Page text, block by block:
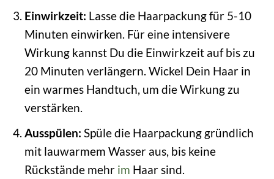
Einwirkzeit: Lasse die Haarpackung für 5-10
Minuten einwirken. Für eine intensivere
Wirkung kannst Du die Einwirkzeit auf bis zu
20 Minuten verlängern. Wickel Dein Haar in
ein warmes Handtuch, um die Wirkung zu
verstärken.
Ausspülen: Spüle die Haarpackung gründlich
mit lauwarmem Wasser aus, bis keine
Rückstände mehr im Haar sind.